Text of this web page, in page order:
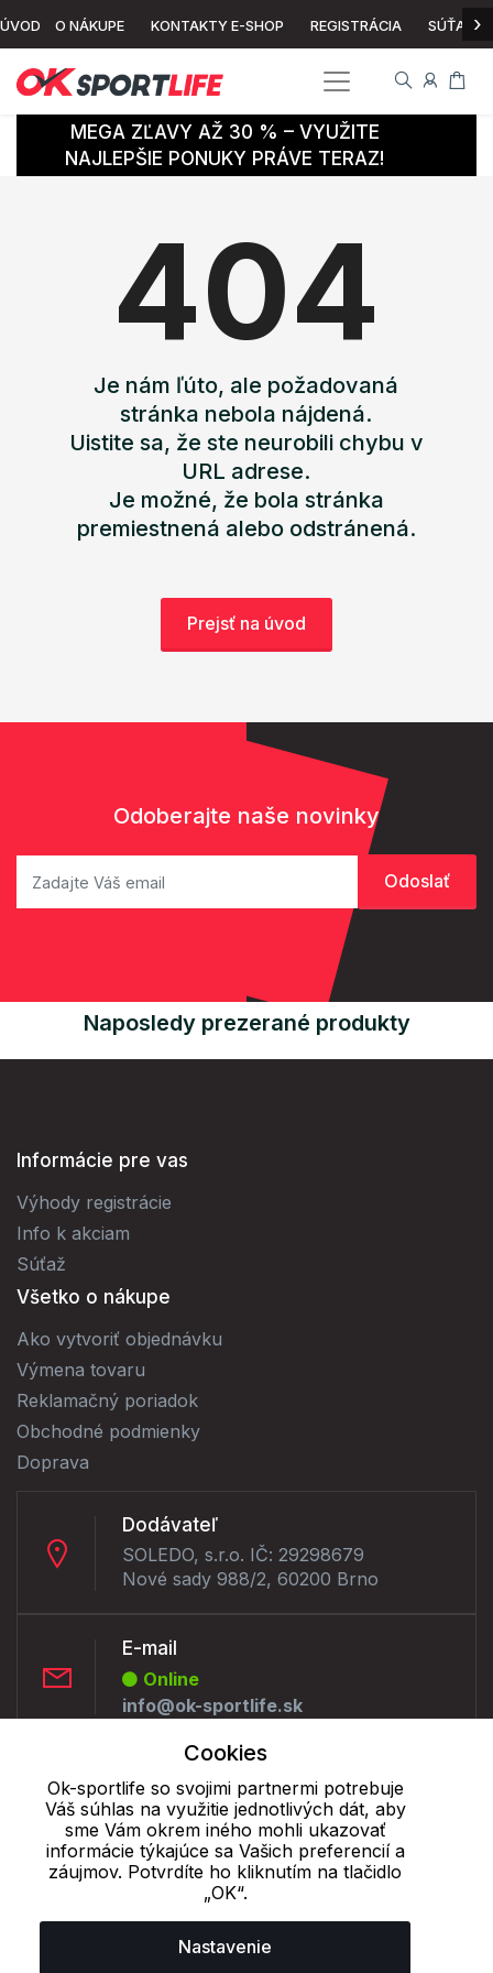
ÚVOD O NÁKUPE KONTAKTY E-SHOP REGISTRÁCIA SÚŤAŽ ›
MEGA ZĽAVY AŽ 30 % – VYUŽITE
NAJLEPŠIE PONUKY PRÁVE TERAZ!
404
Je nám ľúto, ale požadovaná
stránka nebola nájdená.
Uistite sa, že ste neurobili chybu v
URL adrese.
Je možné, že bola stránka
premiestnená alebo odstránená.
Prejsť na úvod
Odoberajte naše novinky
Naposledy prezerané produkty
Informácie pre vas
Výhody registrácie
Info k akciam
Súťaž
Všetko o nákupe
Ako vytvoriť objednávku
Výmena tovaru
Reklamačný poriadok
Obchodné podmienky
Doprava
Dodávateľ
SOLEDO, s.r.o. IČ: 29298679
Nové sady 988/2, 60200 Brno
E-mail
Online
info@ok-sportlife.sk
Online
+421 277 270 090
Cookie - podrobné nastavenie| Ďalšie informácie
osobných údajov
Cookies
Ok-sportlife so svojimi partnermi potrebuje
Váš súhlas na využitie jednotlivých dát, aby
sme Vám okrem iného mohli ukazovať
informácie týkajúce sa Vašich preferencií a
záujmov. Potvrdíte ho kliknutím na tlačidlo
„OK“.
Nastavenie